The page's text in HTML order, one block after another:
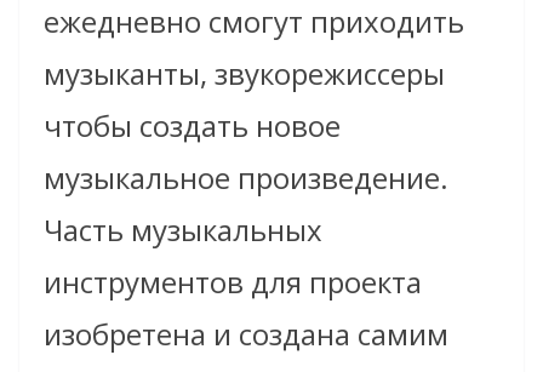
ежедневно смогут приходить
музыканты, звукорежиссеры
чтобы создать новое
музыкальное произведение.
Часть музыкальных
инструментов для проекта
изобретена и создана самим